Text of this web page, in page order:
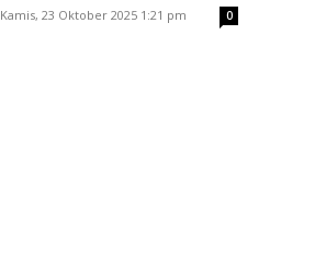
Kamis, 23 Oktober 2025 1:21 pm 0